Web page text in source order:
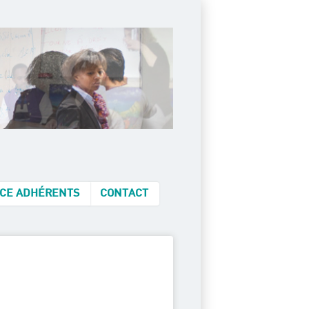
ADHÉRENTS CONTACT